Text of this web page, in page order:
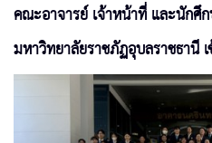
คณะอาจารย์ เจ้าหน้าที่ และนักศึ
มหาวิทยาลัยราชภัฏอุบลราชธานี